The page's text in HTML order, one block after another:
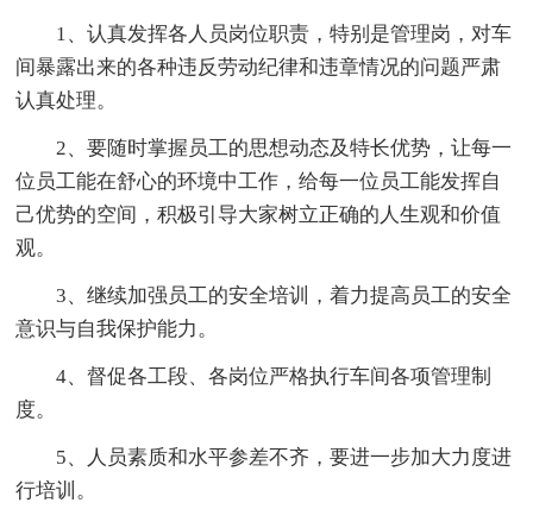
1、认真发挥各人员岗位职责，特别是管理岗，对车
间暴露出来的各种违反劳动纪律和违章情况的问题严肃
认真处理。
2、要随时掌握员工的思想动态及特长优势，让每一
位员工能在舒心的环境中工作，给每一位员工能发挥自
己优势的空间，积极引导大家树立正确的人生观和价值
观。
3、继续加强员工的安全培训，着力提高员工的安全
意识与自我保护能力。
4、督促各工段、各岗位严格执行车间各项管理制
度。
5、人员素质和水平参差不齐，要进一步加大力度进
行培训。